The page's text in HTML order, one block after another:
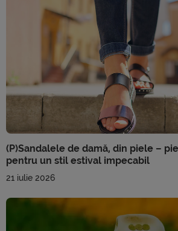
(P)Sandalele de damă, din piele –
pentru un stil estival impecabil
21 iulie 2026